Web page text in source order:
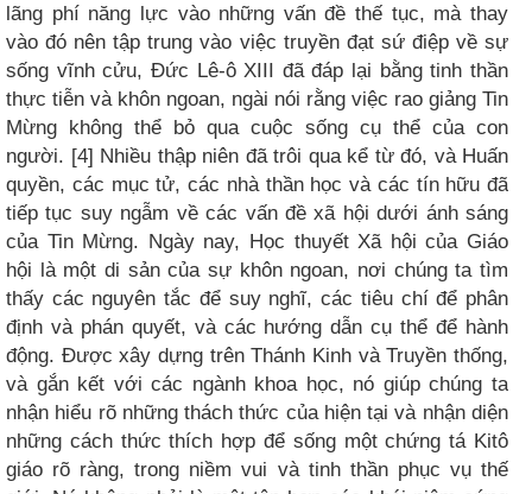
lãng phí năng lực vào những vấn đề thế tục, mà thay
vào đó nên tập trung vào việc truyền đạt sứ điệp về sự
sống vĩnh cửu, Đức Lê-ô XIII đã đáp lại bằng tinh thần
thực tiễn và khôn ngoan, ngài nói rằng việc rao giảng Tin
Mừng không thể bỏ qua cuộc sống cụ thể của con
người. [4] Nhiều thập niên đã trôi qua kể từ đó, và Huấn
quyền, các mục tử, các nhà thần học và các tín hữu đã
tiếp tục suy ngẫm về các vấn đề xã hội dưới ánh sáng
của Tin Mừng. Ngày nay, Học thuyết Xã hội của Giáo
hội là một di sản của sự khôn ngoan, nơi chúng ta tìm
thấy các nguyên tắc để suy nghĩ, các tiêu chí để phân
định và phán quyết, và các hướng dẫn cụ thể để hành
động. Được xây dựng trên Thánh Kinh và Truyền thống,
và gắn kết với các ngành khoa học, nó giúp chúng ta
nhận hiểu rõ những thách thức của hiện tại và nhận diện
những cách thức thích hợp để sống một chứng tá Kitô
giáo rõ ràng, trong niềm vui và tinh thần phục vụ thế